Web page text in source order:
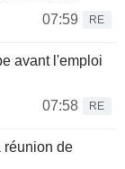
07:59
RE
avant l'emploi
07:58
RE
réunion de